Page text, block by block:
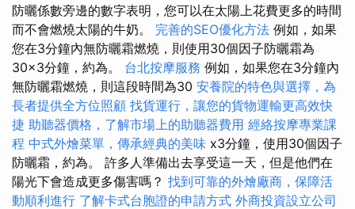
防曬係數旁邊的數字表明，您可以在太陽上花費更多的時間
而不會燃燒太陽的牛奶。 完善的SEO優化方法 例如，如果
您在3分鐘內無防曬霜燃燒，則使用30個因子防曬霜為
30×3分鐘，約為。 台北按摩服務 例如，如果您在3分鐘內
無防曬霜燃燒，則這段時間為30 安養院的特色與選擇，為
長者提供全方位照顧 找貨運行，讓您的貨物運輸更高效快
捷 助聽器價格，了解市場上的助聽器費用 經絡按摩專業課
程 中式外燴菜單，傳承經典的美味 x3分鐘，使用30個因子
防曬霜，約為。 許多人準備出去享受這一天，但是他們在
陽光下會造成更多傷害嗎？ 找到可靠的外燴廠商，保障活
動順利進行 了解卡式台胞證的申請方式 外商投資設立公司